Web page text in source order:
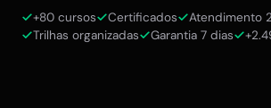
+80 cursos Certificados
Atendimento
Trilhas organizadas
Garantia 7 dias